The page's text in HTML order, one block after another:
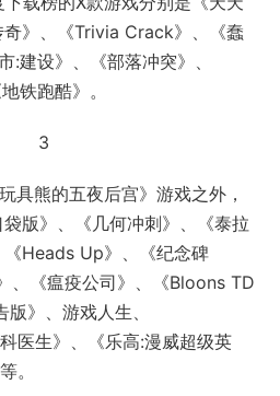
》、《Trivia Crack》、《蠢
:建设》、《部落冲突》、
铁跑酷》。
具熊的五夜后宫》游戏之外，
版》、《几何冲刺》、《泰拉
Heads Up》、《纪念碑
、《瘟疫公司》、《Bloons TD
》、游戏人生、
医生》、《乐高:漫威超级英
。